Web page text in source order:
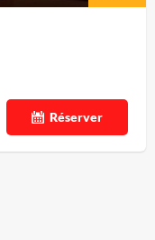
Réserver